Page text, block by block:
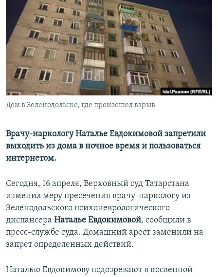
РАСПИСАНИЕ ВЕЩАНИЯ
ПОДПИШИТЕСЬ НА РАССЫЛКУ
СОЦИАЛЬНЫЕ СЕТИ
Дом в Зеленодольске, где произошел взрыв
Врачу-наркологу Наталье Евдокимовой запретили
выходить из дома в ночное время и пользоваться
интернетом.
Сегодня, 16 апреля, Верховный суд Татарстана
изменил меру пресечения врачу-наркологу из
Зеленодольского психоневрологического
диспансера Наталье Евдокимовой, сообщили в
пресс-службе суда. Домашний арест заменили на
запрет определенных действий.
Наталью Евдокимову подозревают в косвенной